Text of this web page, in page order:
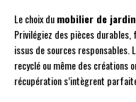
Le choix dumobilier de jardin
Privilégiez des pièces
issus de sources responsables.
recyclé ou même des créations
récupération s’intègrent